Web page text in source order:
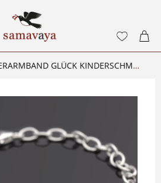
KINDERARMBAND GLÜCK KINDERSCHMUCK GLÜCKSKLEE